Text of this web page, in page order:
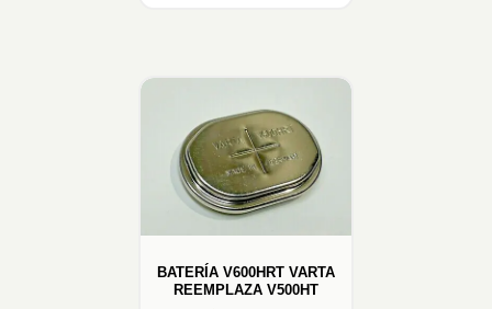
BATERÍA V600HRT VARTA
REEMPLAZA V500HT